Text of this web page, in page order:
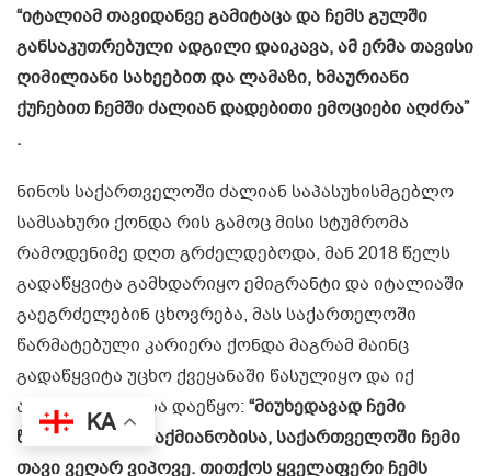
“იტალიამ თავიდანვე გამიტაცა და ჩემს გულში
განსაკუთრებული ადგილი დაიკავა, ამ ერმა თავისი
ღიმილიანი სახეებით და ლამაზი, ხმაურიანი
ქუჩებით ჩემში ძალიან დადებითი ემოციები აღძრა”
.
ნინოს საქართველოში ძალიან საპასუხისმგებლო
სამსახური ქონდა რის გამოც მისი სტუმრომა
რამოდენიმე დღთ გრძელდებოდა, მან 2018 წელს
გადაწყვიტა გამხდარიყო ემიგრანტი და იტალიაში
გაეგრძელებინ ცხოვრება, მას საქართელოში
წარმატებული კარიერა ქონდა მაგრამ მაინც
გადაწყვიტა უცხო ქვეყანაში წასულიყო და იქ
ახალი ცხოვრება დაეწყო: “მიუხედავად ჩემი
წარმატებული საქმიანობისა, საქართველოში ჩემი
თავი ვეღარ ვიპოვე. თითქოს ყველაფერი ჩემს
KA